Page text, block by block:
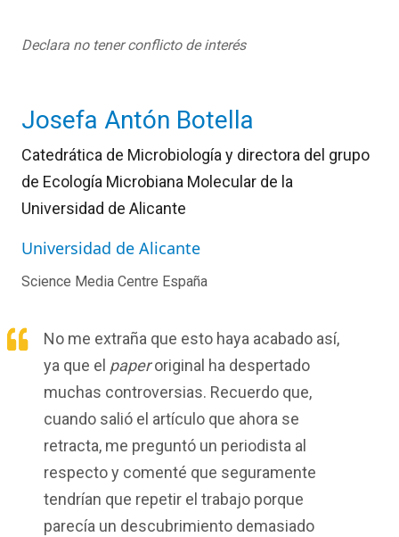
Declara no tener conflicto de interés
Josefa Antón Botella
Catedrática de Microbiología y directora del grupo
de Ecología Microbiana Molecular de la
Universidad de Alicante
Universidad de Alicante
Science Media Centre España
No me extraña que esto haya acabado así,
ya que el paper original ha despertado
muchas controversias. Recuerdo que,
cuando salió el artículo que ahora se
retracta, me preguntó un periodista al
respecto y comenté que seguramente
tendrían que repetir el trabajo porque
parecía un descubrimiento demasiado